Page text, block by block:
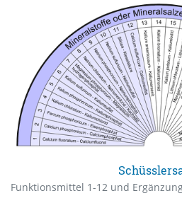
Funktionsmittel 1-12 und